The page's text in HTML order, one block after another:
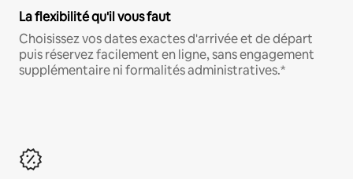
La flexibilité qu'il vous faut
Choisissez vos dates exactes d'arrivée et de départ
puis réservez facilement en ligne, sans engagement
supplémentaire ni formalités administratives.*